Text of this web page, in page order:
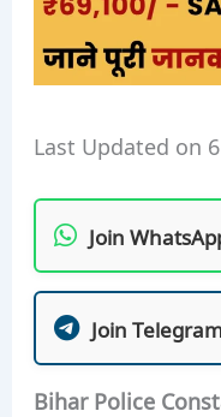
Last Updated on
Join
Join
Bihar Police